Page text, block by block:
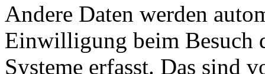
Andere Daten werden
Einwilligung beim Besuch
Systeme erfasst. Das sind